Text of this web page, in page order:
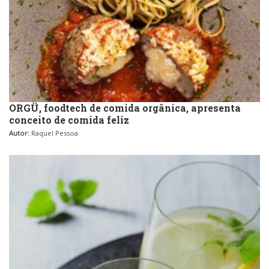
ORGÜ, foodtech de comida orgânica, apresenta
conceito de comida feliz
Autor: Raquel Pessoa